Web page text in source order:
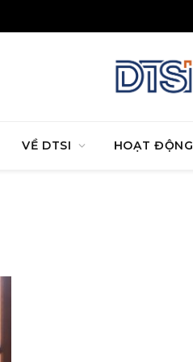
VỀ DTSI HOẠT ĐỘNG